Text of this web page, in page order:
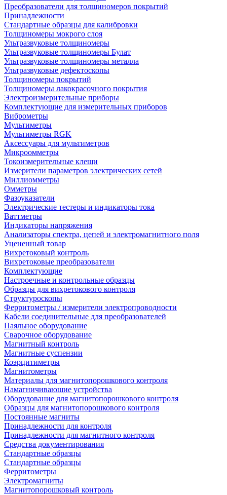
Преобразователи для толщиномеров покрытий
Принадлежности
Стандартные образцы для калибровки
Толщиномеры мокрого слоя
Ультразвуковые толщиномеры
Ультразвуковые толщиномеры Булат
Ультразвуковые толщиномеры металла
Ультразвуковые дефектоскопы
Толщиномеры покрытий
Толщиномеры лакокрасочного покрытия
Электроизмерительные приборы
Комплектующие для измерительных приборов
Виброметры
Мультиметры
Мультиметры RGK
Аксессуары для мультиметров
Микроомметры
Токоизмерительные клещи
Измерители параметров электрических сетей
Миллиомметры
Омметры
Фазоуказатели
Электрические тестеры и индикаторы тока
Ваттметры
Индикаторы напряжения
Анализаторы спектра, цепей и электромагнитного поля
Уцененный товар
Вихретоковый контроль
Вихретоковые преобразователи
Комплектующие
Настроечные и контрольные образцы
Образцы для вихретокового контроля
Структуроскопы
Ферритометры / измерители электропроводности
Кабели соединительные для преобразователей
Паяльное оборудование
Сварочное оборудование
Магнитный контроль
Магнитные суспензии
Коэрцитиметры
Магнитометры
Материалы для магнитопорошкового контроля
Намагничивающие устройства
Оборудование для магнитопорошкового контроля
Образцы для магнитопорошкового контроля
Постоянные магниты
Принадлежности для контроля
Принадлежности для магнитного контроля
Средства документирования
Стандартные образцы
Стандартные образцы
Ферритометры
Электромагниты
Магнитопорошковый контроль